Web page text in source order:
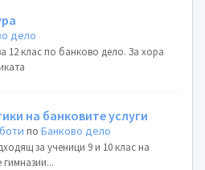
дело
12 клас по банково дело. За хора
на банковите услуги
поБанково дело
за ученици 9 и 10 клас на